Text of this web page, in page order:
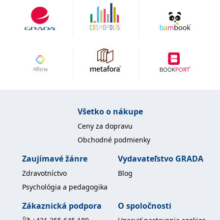
Všetko o nákupe
Ceny za dopravu
Obchodné podmienky
Zaujímavé žánre
Zdravotníctvo
Psychológia a pedagogika
Vydavateľstvo GRADA
Blog
Zákaznická podpora O spoločnosti
2 měsíce
poskytuje jednoznačně
přiřazené strojově
generované ID uživatele
odeslána k analýze a
hlášení třetí straně.